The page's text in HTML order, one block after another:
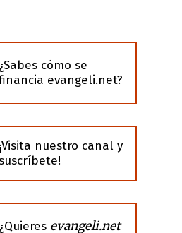
¿Sabes cómo se
evangeli.net?
¡Visita nuestro canal y
¿Quieres evangeli.net